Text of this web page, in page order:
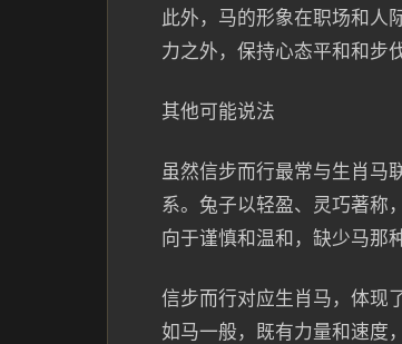
此外，马的形象在职场和人
力之外，保持心态平和和步
其他可能说法
虽然信步而行最常与生肖马
系。兔子以轻盈、灵巧著称
向于谨慎和温和，缺少马那
信步而行对应生肖马，体现
如马一般，既有力量和速度